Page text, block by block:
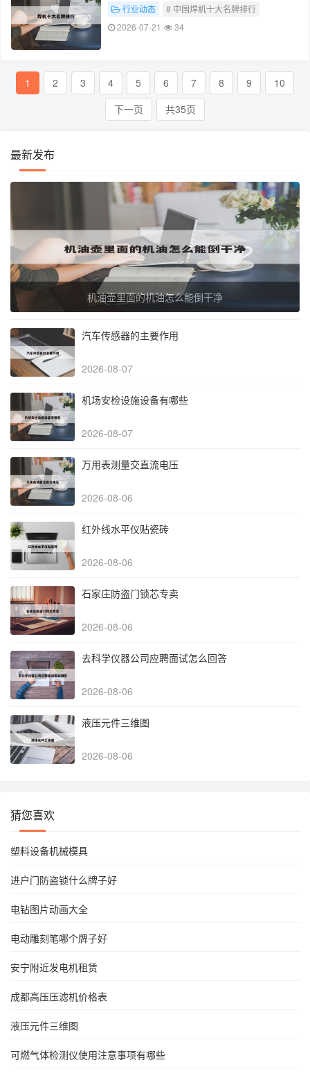
行业动态
# 中国焊机十大名牌排行
2026-07-21
34
1 2 3 4 5 6 7 8 9
10
下一页
共35页
最新发布
机油壶里面的机油怎么能倒干净
汽车传感器的主要作用
2026-08-07
机场安检设施设备有哪些
2026-08-07
万用表测量交直流电压
2026-08-06
红外线水平仪贴瓷砖
2026-08-06
石家庄防盗门锁芯专卖
2026-08-06
去科学仪器公司应聘面试怎么回答
2026-08-06
液压元件三维图
2026-08-06
猜您喜欢
塑料设备机械模具
进户门防盗锁什么牌子好
电钻图片动画大全
电动雕刻笔哪个牌子好
安宁附近发电机租赁
成都高压压滤机价格表
液压元件三维图
可燃气体检测仪使用注意事项有哪些